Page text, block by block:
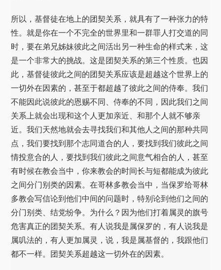
所以，基督徒在地上的团契关系，就具有了一种张力的特
性。就是你在一个不完全的世界里和一群罪人打交道的同
时，要在弟兄姊妹彼此之间活出另一种生命的样式来，这
是一个非常大的挑战。这是团契关系的第三个性质。也因
此，基督徒彼此之间的团契关系应该是超越这个世界上的
一切外在因素的，甚至于都超越了彼此之间的侍奉。我们
不能因此说彼此的恩赐不同、侍奉的不同，因此我们之间
关系上就会出现和这个人更加亲近、和那个人就不够亲
近。我们天然地就会去寻找我们和其他人之间的那种共同
点，我们要找到那个志同道合的人，要找到我们彼此之间
情投意合的人，要找到我们彼此之间意气相合的人，甚至
有时候在教会当中，你来教会的时间长与短都能成为彼此
之间分门别类的因素。在哥林多教会当中，当保罗给哥林
多教会写信论到他们中间的问题时，特别论到他们之间的
分门别类、结党纷争。为什么？因为他们打着属灵的旗号
危害真正的团契关系。有人说我是属保罗的，有人说我是
属叽法的，有人更加属灵，说，我是属基督的，我跟他们
都不一样。团契关系超越这一切外在的因素。